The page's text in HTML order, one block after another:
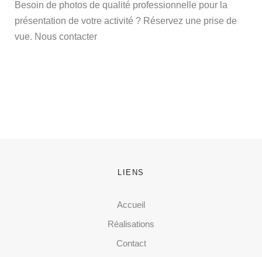
Besoin de photos de qualité professionnelle pour la
présentation de votre activité ? Réservez une prise de
vue. Nous contacter
LIENS
Accueil
Réalisations
Contact